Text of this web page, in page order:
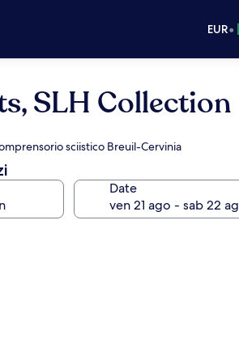
EUR•
SLH Collection
sciistico Breuil-Cervinia
Date